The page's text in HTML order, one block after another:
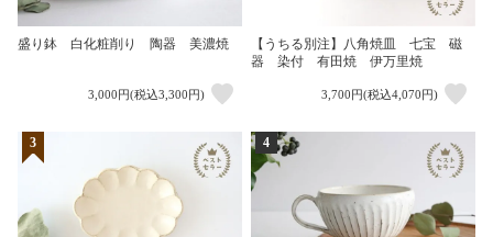
盛り鉢 白化粧削り 陶器 美濃焼
3,000円(税込3,300円)
【うちる別注】八角焼皿 七宝 磁
器 染付 有田焼 伊万里焼
3,700円(税込4,070円)
3 4